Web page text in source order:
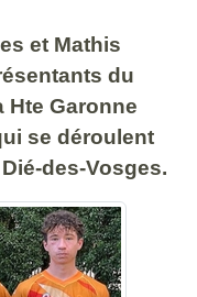
et Mathis
du
Hte Garonne
se déroulent
des-Vosges.